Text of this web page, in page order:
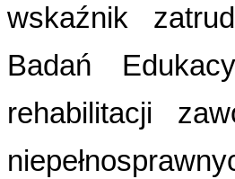
wskaźnik
Badań
rehabilitacji